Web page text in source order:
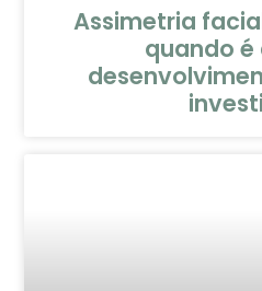
Assimetria
quando é